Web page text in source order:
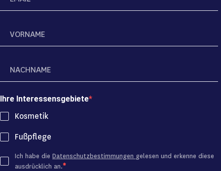
Ihre Interessensgebiete
Kosmetik
Fußpflege
Ich habe die Datenschutzbestimmungen gelesen und erkenne diese
ausdrücklich an.